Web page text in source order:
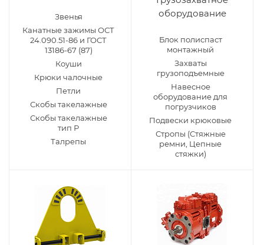
Звенья
Канатные зажимы ОСТ
24.090.51-86 и ГОСТ
13186-67 (87)
Коуши
Крюки чалочные
Петли
Скобы такелажные
Скобы такелажные
тип Р
Талрепы
оборудование
Блок полиспаст
монтажный
Захваты
грузоподъемные
Навесное
оборудование для
погрузчиков
Подвески крюковые
Стропы (Стяжные
ремни, Цепные
стяжки)